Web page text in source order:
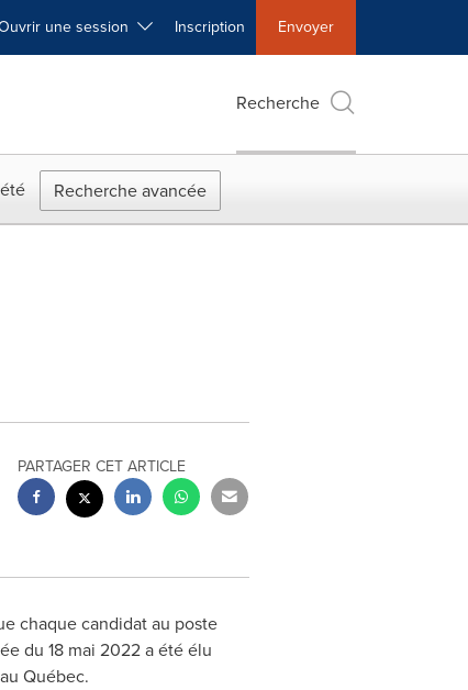
une session Inscription Envoyer
Recherche
Recherche avancée
PARTAGER CET ARTICLE
chaque candidat au poste
du 18 mai 2022 a été élu
Québec.